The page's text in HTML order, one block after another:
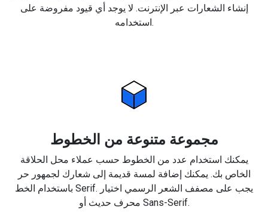
إنشاء الشعارات عبر الإنترنت. لا يوجد أي قيود مفروضة على
استخدامه.
مجموعة متنوعة من الخطوط
يمكنك استخدام عدد من الخطوط حسب عملاء محل الحلاقة
الخاص بك. يمكنك إضافة لمسة قديمة إلى شعارك لجمهور حر
باستخدام الخط Serif. يجب على مصفف الشعر الرسمي اختيار
محرف حديث أو Sans-Serif.